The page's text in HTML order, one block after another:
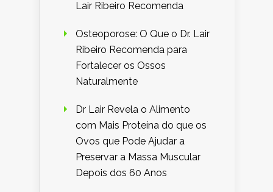
Lair Ribeiro Recomenda
Osteoporose: O Que o Dr. Lair
Ribeiro Recomenda para
Fortalecer os Ossos
Naturalmente
Dr Lair Revela o Alimento
com Mais Proteína do que os
Ovos que Pode Ajudar a
Preservar a Massa Muscular
Depois dos 60 Anos